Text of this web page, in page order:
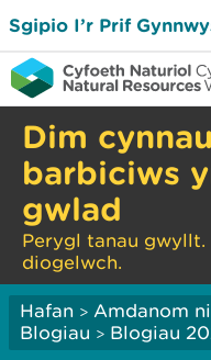
Sgipio I’r Prif
Dim
barbiciws
gwlad
Perygl tanau
diogelwch.
Hafan > Amdanom ni
Blogiau > Blogiau